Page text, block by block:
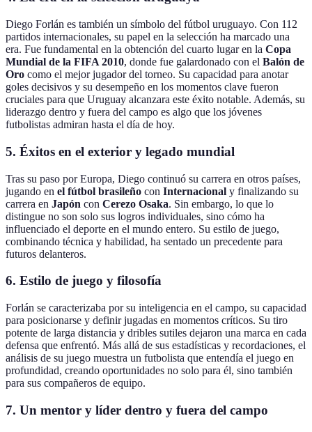
Diego Forlán es también un símbolo del fútbol uruguayo. Con 112
partidos internacionales, su papel en la selección ha marcado una
era. Fue fundamental en la obtención del cuarto lugar en la Copa
Mundial de la FIFA 2010, donde fue galardonado con el Balón de
Oro como el mejor jugador del torneo. Su capacidad para anotar
goles decisivos y su desempeño en los momentos clave fueron
cruciales para que Uruguay alcanzara este éxito notable. Además, su
liderazgo dentro y fuera del campo es algo que los jóvenes
futbolistas admiran hasta el día de hoy.
5. Éxitos en el exterior y legado mundial
Tras su paso por Europa, Diego continuó su carrera en otros países,
jugando en el fútbol brasileño con Internacional y finalizando su
carrera en Japón con Cerezo Osaka. Sin embargo, lo que lo
distingue no son solo sus logros individuales, sino cómo ha
influenciado el deporte en el mundo entero. Su estilo de juego,
combinando técnica y habilidad, ha sentado un precedente para
futuros delanteros.
6. Estilo de juego y filosofía
Forlán se caracterizaba por su inteligencia en el campo, su capacidad
para posicionarse y definir jugadas en momentos críticos. Su tiro
potente de larga distancia y dribles sutiles dejaron una marca en cada
defensa que enfrentó. Más allá de sus estadísticas y recordaciones, el
análisis de su juego muestra un futbolista que entendía el juego en
profundidad, creando oportunidades no solo para él, sino también
para sus compañeros de equipo.
7. Un mentor y líder dentro y fuera del campo